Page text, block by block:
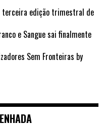
terceira edição trimestral de
e Sangue sai finalmente
Sem Fronteiras by